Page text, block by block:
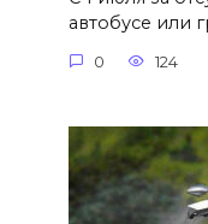
автобусе или
0 124